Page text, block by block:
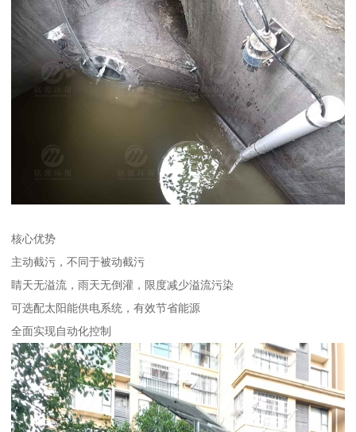
核心优势
主动截污，不同于被动截污
睛天无溢流，雨天无倒灌，限度减少溢流污染
可选配太阳能供电系统，有效节省能源
全面实现自动化控制